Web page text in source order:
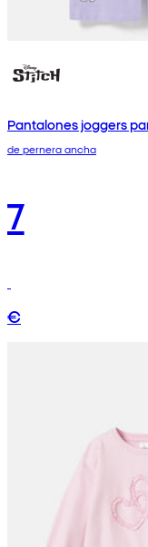
Pantalones joggers
de pernera ancha
7
€